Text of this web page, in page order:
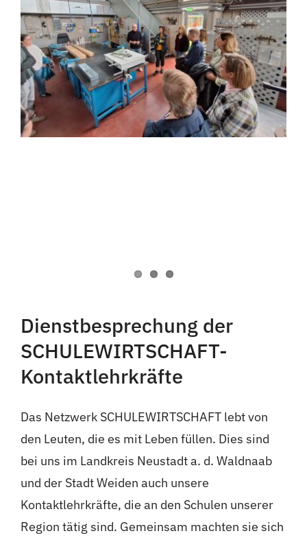
Dienstbesprechung der
SCHULEWIRTSCHAFT-
Kontaktlehrkräfte
Das Netzwerk SCHULEWIRTSCHAFT lebt von
den Leuten, die es mit Leben füllen. Dies sind
bei uns im Landkreis Neustadt a. d. Waldnaab
und der Stadt Weiden auch unsere
Kontaktlehrkräfte, die an den Schulen unserer
Region tätig sind. Gemeinsam machten sie sich